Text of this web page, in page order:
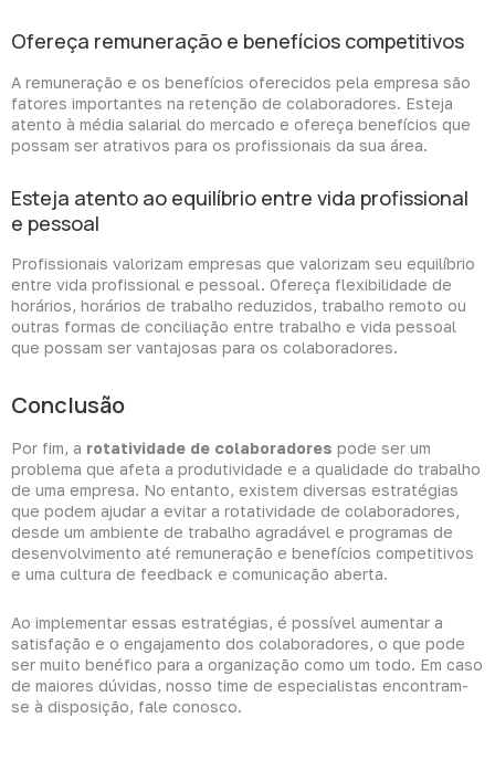
Ofereça remuneração e benefícios competitivos
A remuneração e os benefícios oferecidos pela empresa são
fatores importantes na retenção de colaboradores. Esteja
atento à média salarial do mercado e ofereça benefícios que
possam ser atrativos para os profissionais da sua área.
Esteja atento ao equilíbrio entre vida profissional
e pessoal
Profissionais valorizam empresas que valorizam seu equilíbrio
entre vida profissional e pessoal. Ofereça flexibilidade de
horários, horários de trabalho reduzidos, trabalho remoto ou
outras formas de conciliação entre trabalho e vida pessoal
que possam ser vantajosas para os colaboradores.
Conclusão
Por fim, a rotatividade de colaboradores pode ser um
problema que afeta a produtividade e a qualidade do trabalho
de uma empresa. No entanto, existem diversas estratégias
que podem ajudar a evitar a rotatividade de colaboradores,
desde um ambiente de trabalho agradável e programas de
desenvolvimento até remuneração e benefícios competitivos
e uma cultura de feedback e comunicação aberta.
Ao implementar essas estratégias, é possível aumentar a
satisfação e o engajamento dos colaboradores, o que pode
ser muito benéfico para a organização como um todo. Em caso
de maiores dúvidas, nosso time de especialistas encontram-
se à disposição, fale conosco.